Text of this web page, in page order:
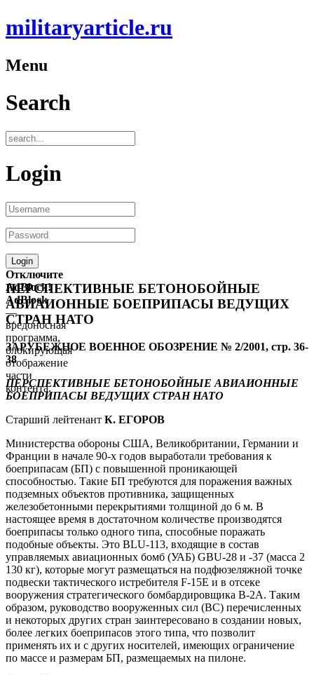
militaryarticle.ru
Menu
Search
Login
Отключите
AdBlock!
AdBlock
—
вредоносная
программа,
блокирующая
отображение
части
контента.
ПЕРСПЕКТИВНЫЕ БЕТОНОБОЙНЫЕ
АВИАИОННЫЕ БОЕПРИПАСЫ ВЕДУЩИХ
СТРАН НАТО
ЗАРУБЕЖНОЕ ВОЕННОЕ ОБОЗРЕНИЕ № 2/2001, стр. 36-
38
ПЕРСПЕКТИВНЫЕ БЕТОНОБОЙНЫЕ АВИАИОННЫЕ
БОЕПРИПАСЫ ВЕДУЩИХ СТРАН НАТО
Старший лейтенант К. ЕГОРОВ
Министерства обороны США, Великобритании, Германии и
Франции в начале 90-х годов выработали требования к
боеприпасам (БП) с повышенной проникающей
способностью. Такие БП требуются для поражения важных
подземных объектов противника, защищенных
железобетонными перекрытиями толщиной до 6 м. В
настоящее время в достаточном количестве производятся
боеприпасы только одного типа, способные поражать
подобные объекты. Это BLU-113, входящие в состав
управляемых авиационных бомб (УАБ) GBU-28 и -37 (масса 2
130 кг), которые могут размещаться на подфюзеляжной точке
подвески тактического истребителя F-15E и в отсеке
вооружения стратегического бомбардировщика В-2А. Таким
образом, руководство вооруженных сил (ВС) перечисленных
и некоторых других стран заинтересовано в создании новых,
более легких боеприпасов этого типа, что позволит
применять их и с других носителей, имеющих ограничение
по массе и размерам БП, размещаемых на пилоне.